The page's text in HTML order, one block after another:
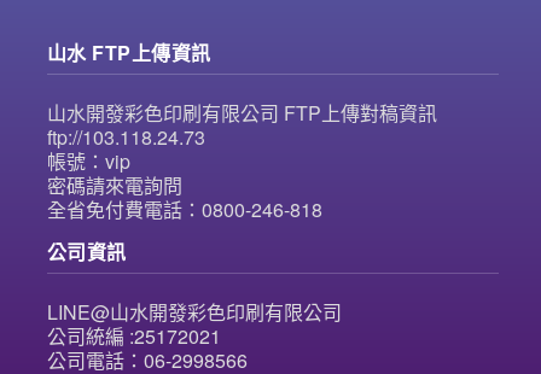
山水 FTP上傳資訊
山水開發彩色印刷有限公司 FTP上傳對稿資訊
ftp://103.118.24.73
帳號：vip
密碼請來電詢問
全省免付費電話：0800-246-818
公司資訊
LINE@山水開發彩色印刷有限公司
公司統編 :25172021
公司電話：06-2998566